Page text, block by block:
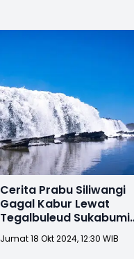
Cerita Prabu Siliwangi
Gagal Kabur Lewat
Tegalbuleud Sukabumi
Karena Ombak Pasang
Jumat 18 Okt 2024, 12:30 WIB